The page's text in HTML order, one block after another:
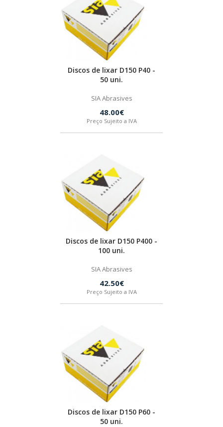
Discos de lixar D150 P40 -
50 uni.
SIA Abrasives
48.00€
Preço Sujeito a IVA
Discos de lixar D150 P400 -
100 uni.
SIA Abrasives
42.50€
Preço Sujeito a IVA
Discos de lixar D150 P60 -
50 uni.